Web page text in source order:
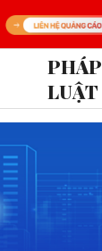
PHÁP
LUẬT